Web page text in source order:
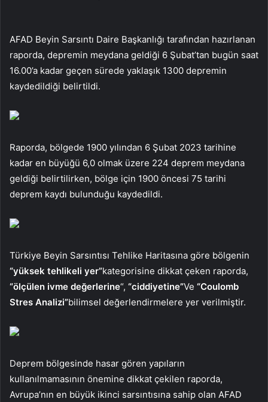
AFAD Beyin Sarsıntı Daire Başkanlığı tarafından hazırlanan
raporda, depremin meydana geldiği 6 Şubat’tan bugün saat
16.00’a kadar geçen sürede yaklaşık 1300 depremin
kaydedildiği belirtildi.
Raporda, bölgede 1900 yılından 6 Şubat 2023 tarihine
kadar en büyüğü 6,0 olmak üzere 224 deprem meydana
geldiği belirtilirken, bölge için 1900 öncesi 75 tarihi
deprem kaydı bulunduğu kaydedildi.
Türkiye Beyin Sarsıntısı Tehlike Haritasına göre bölgenin
“yüksek tehlikeli yer”kategorisine dikkat çeken raporda,
“ölçülen ivme değerlerine“, “ciddiyetine”Ve “Coulomb
Stres Analizi”bilimsel değerlendirmelere yer verilmiştir.
Deprem bölgesinde hasar gören yapıların
kullanılmamasının önemine dikkat çekilen raporda,
Avrupa’nın en büyük ikinci sarsıntısına sahip olan AFAD